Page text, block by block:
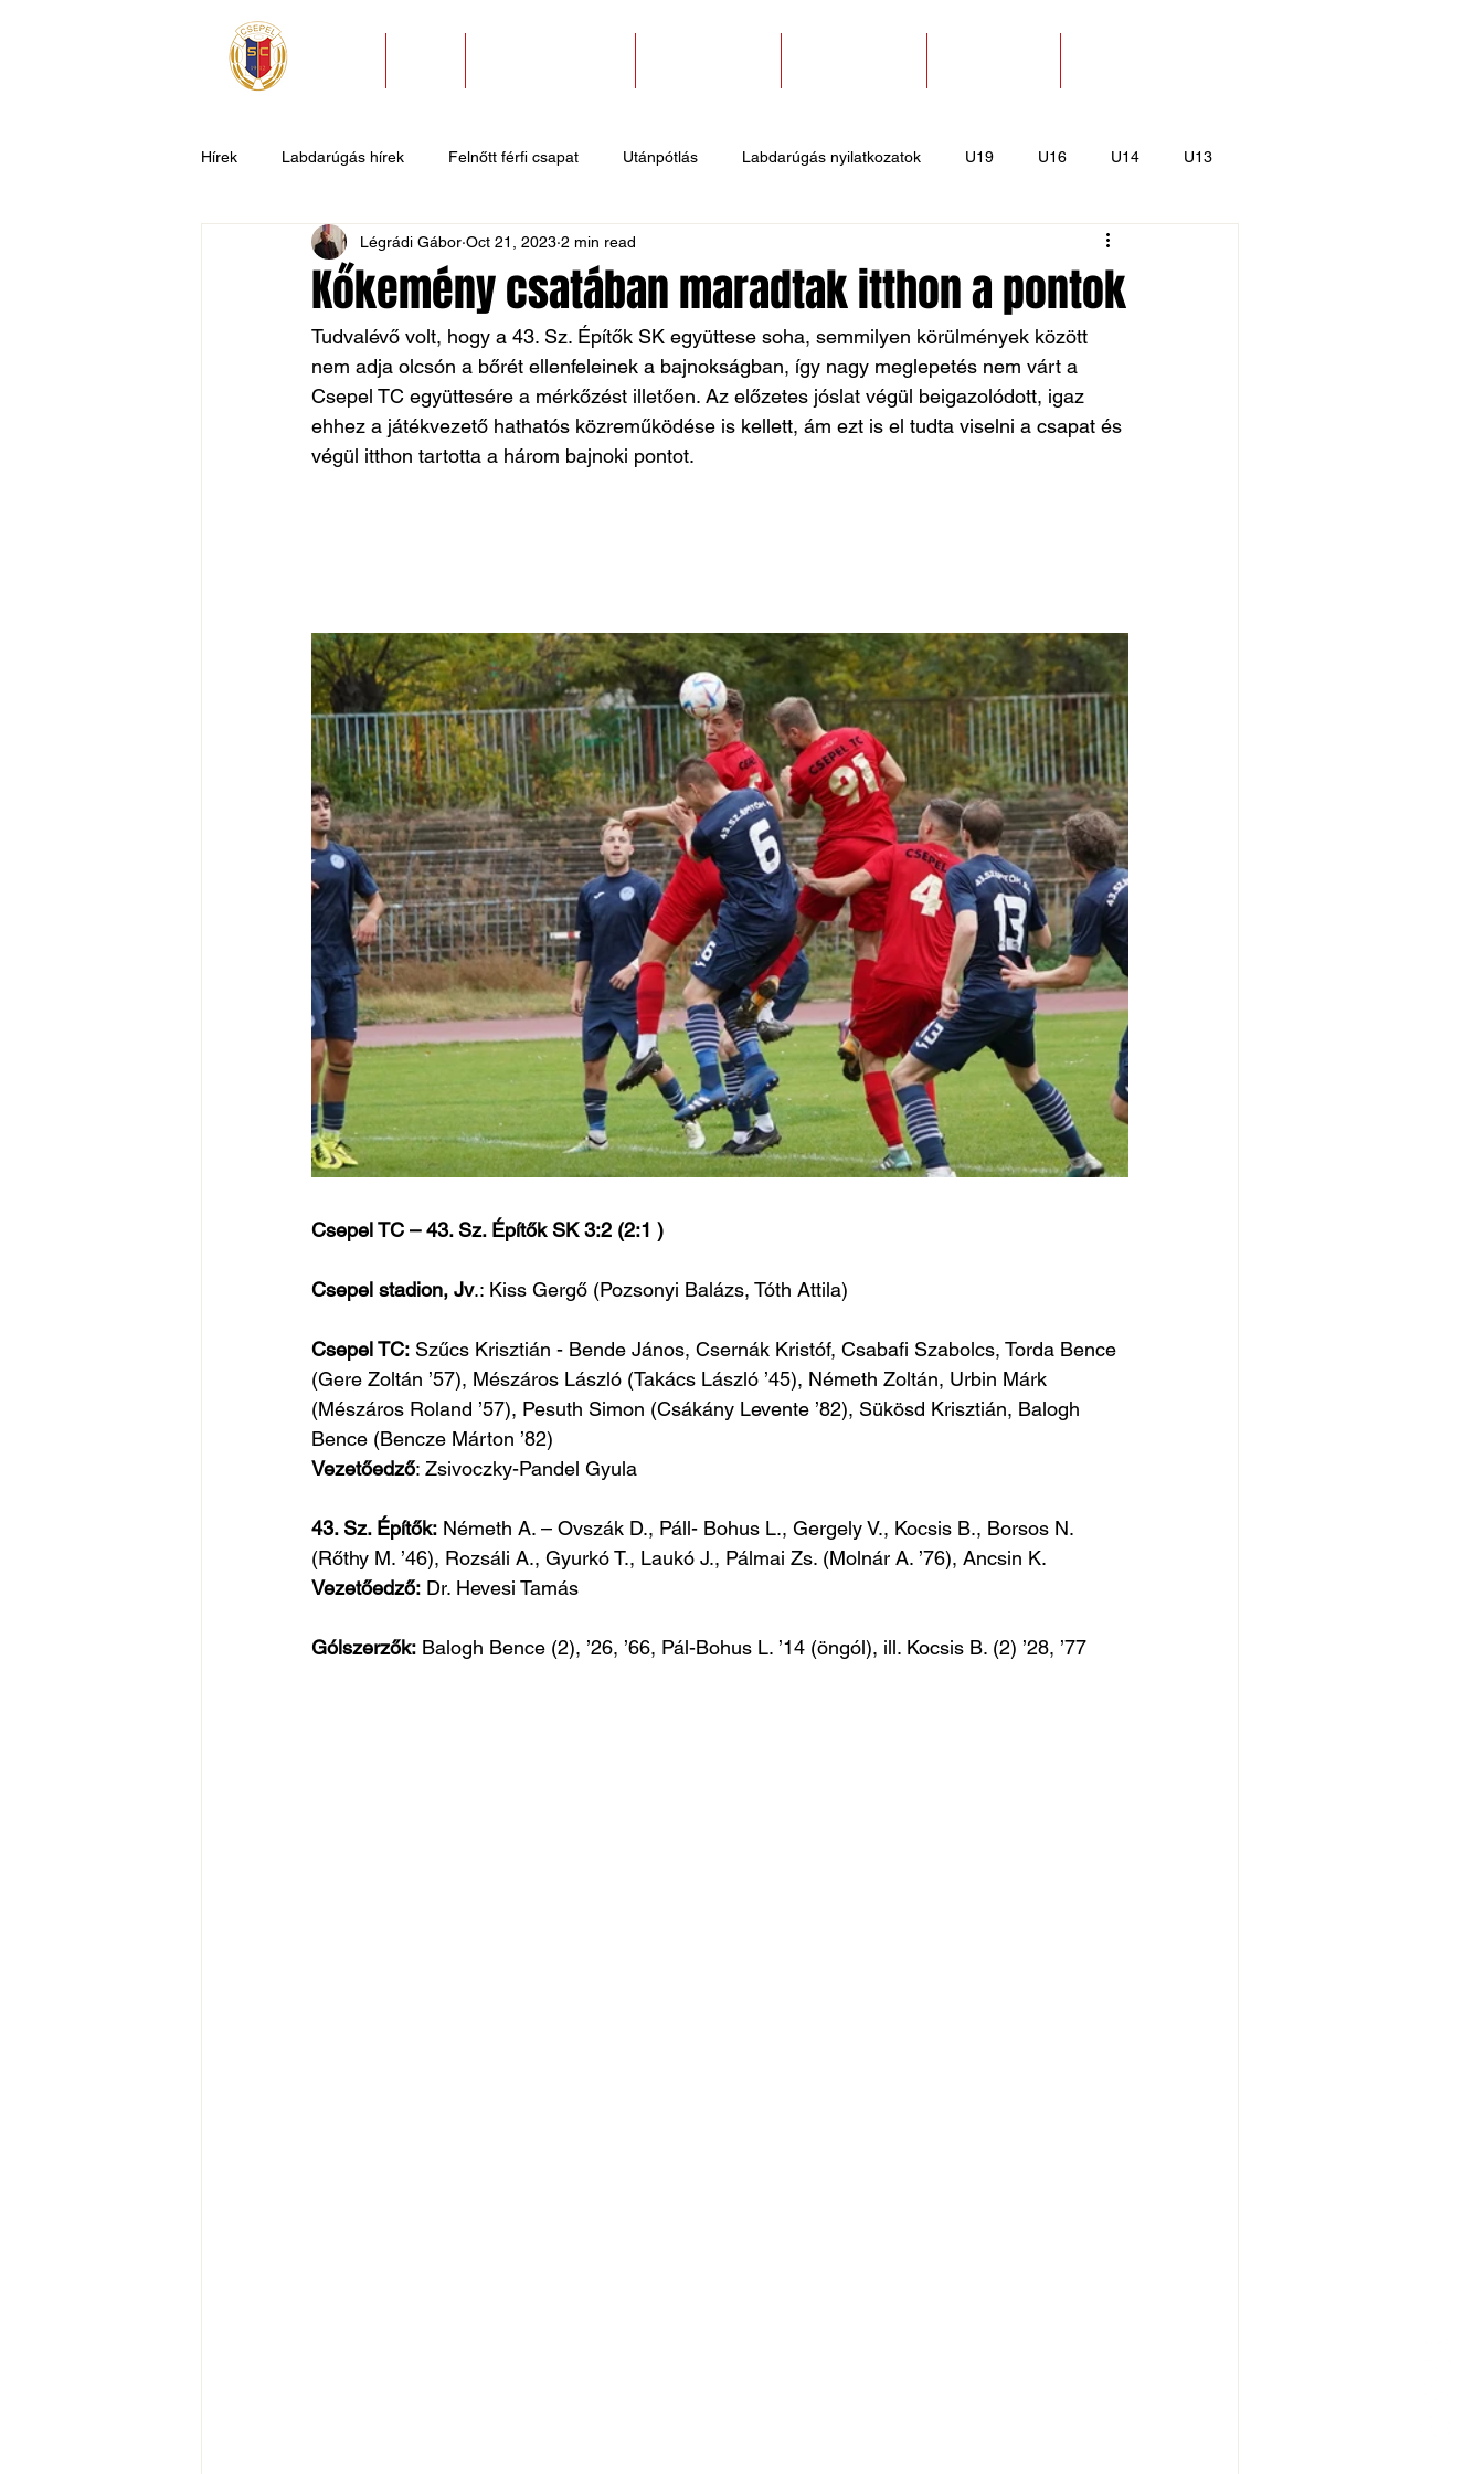
Hírek Labdarúgás hírek Felnőtt férfi csapat Utánpótlás Labdarúgás nyilatkozatok U19 U16 U14 U13
U9 U7 Evezős hírek Sportlövő hírek Kajak-Kenu
Csepel SC II Általános hírek
Kőkemény csatában maradtak itthon a pontok
Légrádi Gábor Oct 21, 2023 2 min read
Tudvalévő volt, hogy a 43. Sz. Építők SK együttese soha, semmilyen körülmények között
nem adja olcsón a bőrét ellenfeleinek a bajnokságban, így nagy meglepetés nem várt a
Csepel TC együttesére a mérkőzést illetően. Az előzetes jóslat végül beigazolódott, igaz
ehhez a játékvezető hathatós közreműködése is kellett, ám ezt is el tudta viselni a csapat és
végül itthon tartotta a három bajnoki pontot.
Csepel TC – 43. Sz. Építők SK 3:2 (2:1 )
Csepel stadion, Jv.: Kiss Gergő (Pozsonyi Balázs, Tóth Attila)
Csepel TC: Szűcs Krisztián - Bende János, Csernák Kristóf, Csabafi Szabolcs, Torda Bence
(Gere Zoltán ’57), Mészáros László (Takács László ’45), Németh Zoltán, Urbin Márk
(Mészáros Roland ’57), Pesuth Simon (Csákány Levente ’82), Sükösd Krisztián, Balogh
Bence (Bencze Márton ’82)
Vezetőedző: Zsivoczky-Pandel Gyula
43. Sz. Építők: Németh A. – Ovszák D., Páll- Bohus L., Gergely V., Kocsis B., Borsos N.
(Rőthy M. ’46), Rozsáli A., Gyurkó T., Laukó J., Pálmai Zs. (Molnár A. ’76), Ancsin K.
Vezetőedző: Dr. Hevesi Tamás
Gólszerzők: Balogh Bence (2), ’26, ’66, Pál-Bohus L. ’14 (öngól), ill. Kocsis B. (2) ’28, ’77